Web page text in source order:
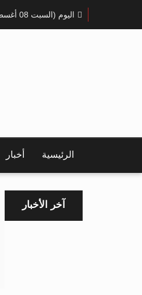
اليوم (السبت 08 أغسطس 2026)
الرئيسية أخبار
آخر الأخبار